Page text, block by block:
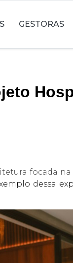
GESTORAS
focada na
dessa